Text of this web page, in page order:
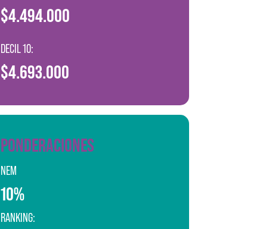
$4.494.000
DECIL 10:
$4.693.000
PONDERACIONES
NEM
10%
RANKING: